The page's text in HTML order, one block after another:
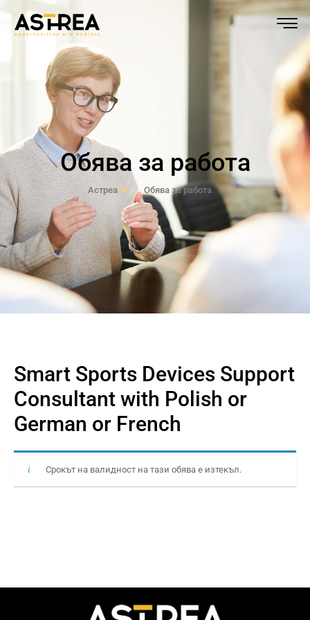
Обява за работа
Астреа Обява за работа
Smart Sports Devices Support
Consultant with Polish or
German or French
Срокът на валидност на тази обява е изтекъл.